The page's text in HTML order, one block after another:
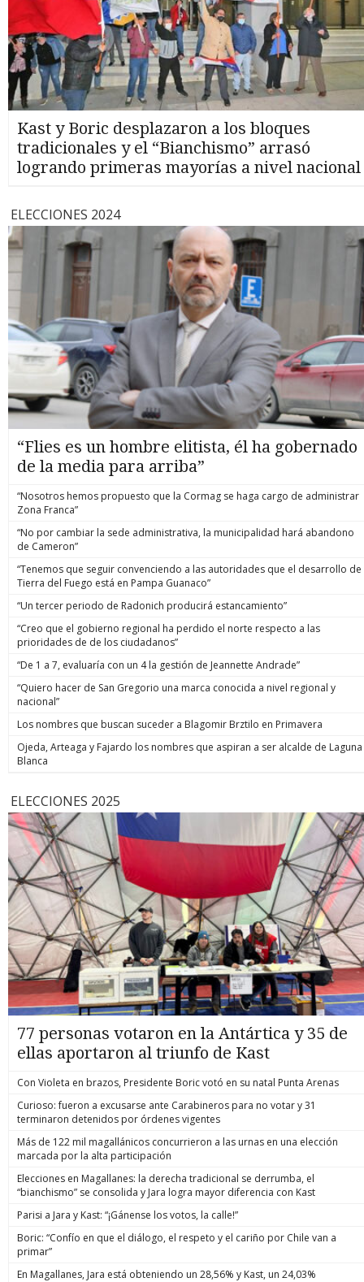
Kast y Boric desplazaron a los bloques
tradicionales y el “Bianchismo” arrasó
logrando primeras mayorías a nivel nacional
ELECCIONES 2024
“Flies es un hombre elitista, él ha gobernado
de la media para arriba”
“Nosotros hemos propuesto que la Cormag se haga cargo de administrar
Zona Franca”
“No por cambiar la sede administrativa, la municipalidad hará abandono
de Cameron”
“Tenemos que seguir convenciendo a las autoridades que el desarrollo de
Tierra del Fuego está en Pampa Guanaco”
“Un tercer periodo de Radonich producirá estancamiento”
“Creo que el gobierno regional ha perdido el norte respecto a las
prioridades de de los ciudadanos”
“De 1 a 7, evaluaría con un 4 la gestión de Jeannette Andrade”
“Quiero hacer de San Gregorio una marca conocida a nivel regional y
nacional”
Los nombres que buscan suceder a Blagomir Brztilo en Primavera
Ojeda, Arteaga y Fajardo los nombres que aspiran a ser alcalde de Laguna
Blanca
ELECCIONES 2025
77 personas votaron en la Antártica y 35 de
ellas aportaron al triunfo de Kast
Con Violeta en brazos, Presidente Boric votó en su natal Punta Arenas
Curioso: fueron a excusarse ante Carabineros para no votar y 31
terminaron detenidos por órdenes vigentes
Más de 122 mil magallánicos concurrieron a las urnas en una elección
marcada por la alta participación
Elecciones en Magallanes: la derecha tradicional se derrumba, el
“bianchismo” se consolida y Jara logra mayor diferencia con Kast
Parisi a Jara y Kast: “¡Gánense los votos, la calle!”
Boric: “Confío en que el diálogo, el respeto y el cariño por Chile van a
primar”
En Magallanes, Jara está obteniendo un 28,56% y Kast, un 24,03%